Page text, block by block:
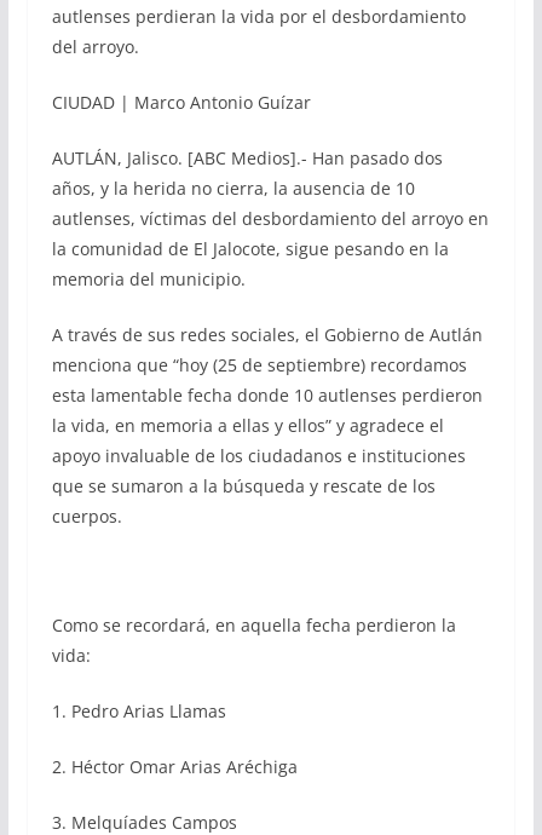
autlenses perdieran la vida por el desbordamiento
del arroyo.
CIUDAD | Marco Antonio Guízar
AUTLÁN, Jalisco. [ABC Medios].- Han pasado dos
años, y la herida no cierra, la ausencia de 10
autlenses, víctimas del desbordamiento del arroyo en
la comunidad de El Jalocote, sigue pesando en la
memoria del municipio.
A través de sus redes sociales, el Gobierno de Autlán
menciona que “hoy (25 de septiembre) recordamos
esta lamentable fecha donde 10 autlenses perdieron
la vida, en memoria a ellas y ellos” y agradece el
apoyo invaluable de los ciudadanos e instituciones
que se sumaron a la búsqueda y rescate de los
cuerpos.
Como se recordará, en aquella fecha perdieron la
vida:
1. Pedro Arias Llamas
2. Héctor Omar Arias Aréchiga
3. Melquíades Campos